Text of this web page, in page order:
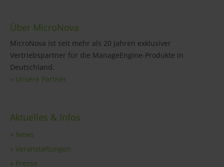
Über MicroNova
MicroNova ist seit mehr als 20 Jahren exklusiver
Vertriebspartner für die ManageEngine-Produkte in
Deutschland.
» Unsere Partner
Aktuelles & Infos
» News
» Veranstaltungen
» Presse